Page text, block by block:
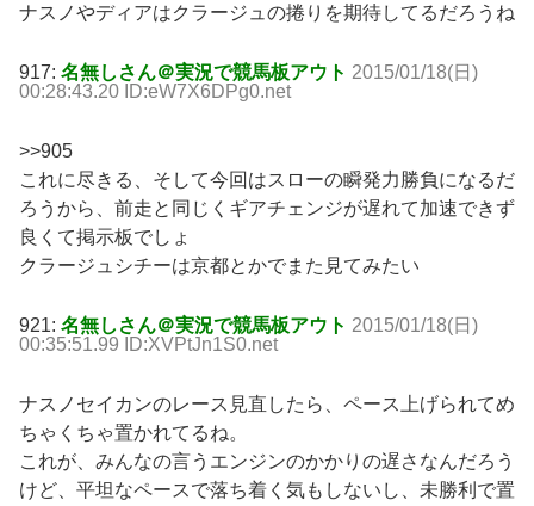
ナスノやディアはクラージュの捲りを期待してるだろうね
917: 名無しさん＠実況で競馬板アウト 2015/01/18(日)
00:28:43.20 ID:eW7X6DPg0.net
>>905
これに尽きる、そして今回はスローの瞬発力勝負になるだ
ろうから、前走と同じくギアチェンジが遅れて加速できず
良くて掲示板でしょ
クラージュシチーは京都とかでまた見てみたい
921: 名無しさん＠実況で競馬板アウト 2015/01/18(日)
00:35:51.99 ID:XVPtJn1S0.net
ナスノセイカンのレース見直したら、ペース上げられてめ
ちゃくちゃ置かれてるね。
これが、みんなの言うエンジンのかかりの遅さなんだろう
けど、平坦なペースで落ち着く気もしないし、未勝利で置